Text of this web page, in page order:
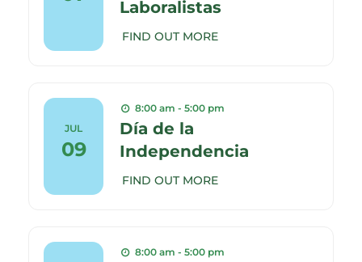
Laboralistas
FIND OUT MORE
JUL
09
8:00 am - 5:00 pm
Día de la
Independencia
FIND OUT MORE
8:00 am - 5:00 pm